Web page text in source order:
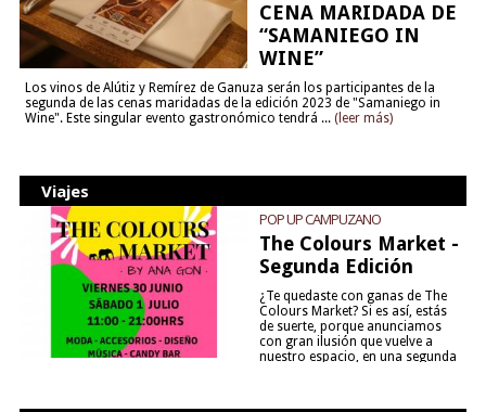
CENA MARIDADA DE
“SAMANIEGO IN
WINE”
Los vinos de Alútiz y Remírez de Ganuza serán los participantes de la
segunda de las cenas maridadas de la edición 2023 de "Samaniego in
Wine". Este singular evento gastronómico tendrá ... (leer más)
Viajes
POP UP CAMPUZANO
The Colours Market -
Segunda Edición
¿Te quedaste con ganas de The
Colours Market? Si es así, estás
de suerte, porque anunciamos
con gran ilusión que vuelve a
nuestro espacio, en una segunda